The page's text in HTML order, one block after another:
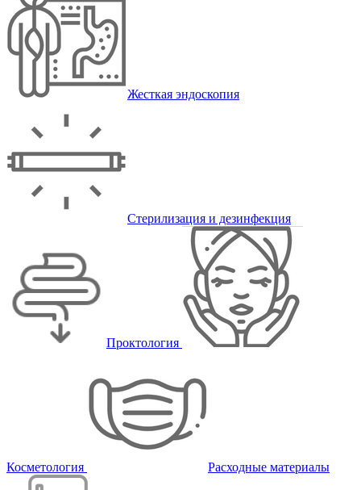
Жесткая эндоскопия
Стерилизация и дезинфекция
Проктология
Косметология Расходные материалы